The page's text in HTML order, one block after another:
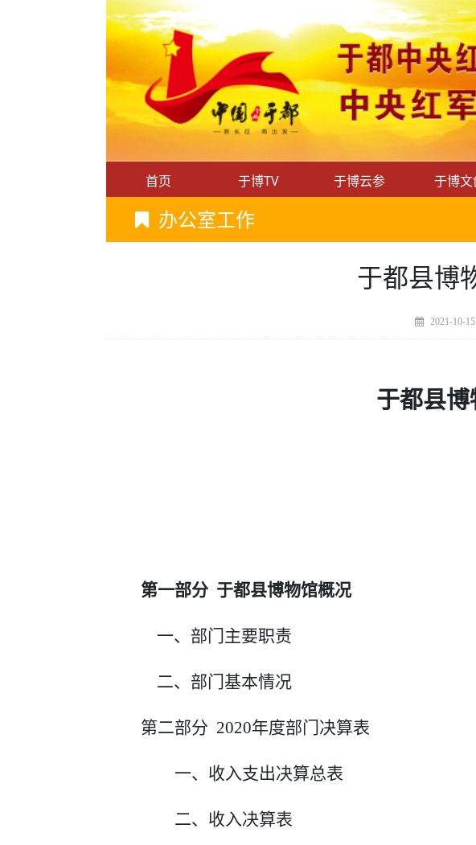
首页 于博TV 于博云参 于博文
办公室工作
于都县博
2021-10-
于都县博
第一部分 于都县博物馆概况
一、部门主要职责
二、部门基本情况
第二部分 2020年度部门决算表
一、收入支出决算总表
二、收入决算表